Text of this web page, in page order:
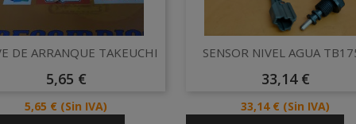
Vista rápida
DE ARRANQUE TAKEUCHI
Preço
5,65 €
Preço
5,65 € (Sin IVA)
Vista rápida
SENSOR NIVEL AGUA
Preço
33,14 €
Preço
33,14 € (Sin IVA)